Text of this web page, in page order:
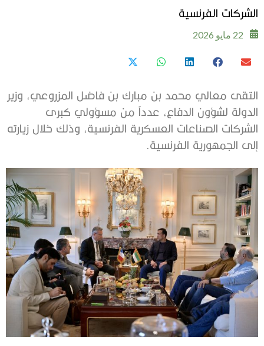
الشركات الفرنسية
22 مايو 2026
التقى معالي محمد بن مبارك بن فاضل المزروعي، وزير
الدولة لشؤون الدفاع، عدداً من مسؤولي كبرى
الشركات الصناعات العسكرية الفرنسية، وذلك خلال زيارته
إلى الجمهورية الفرنسية.